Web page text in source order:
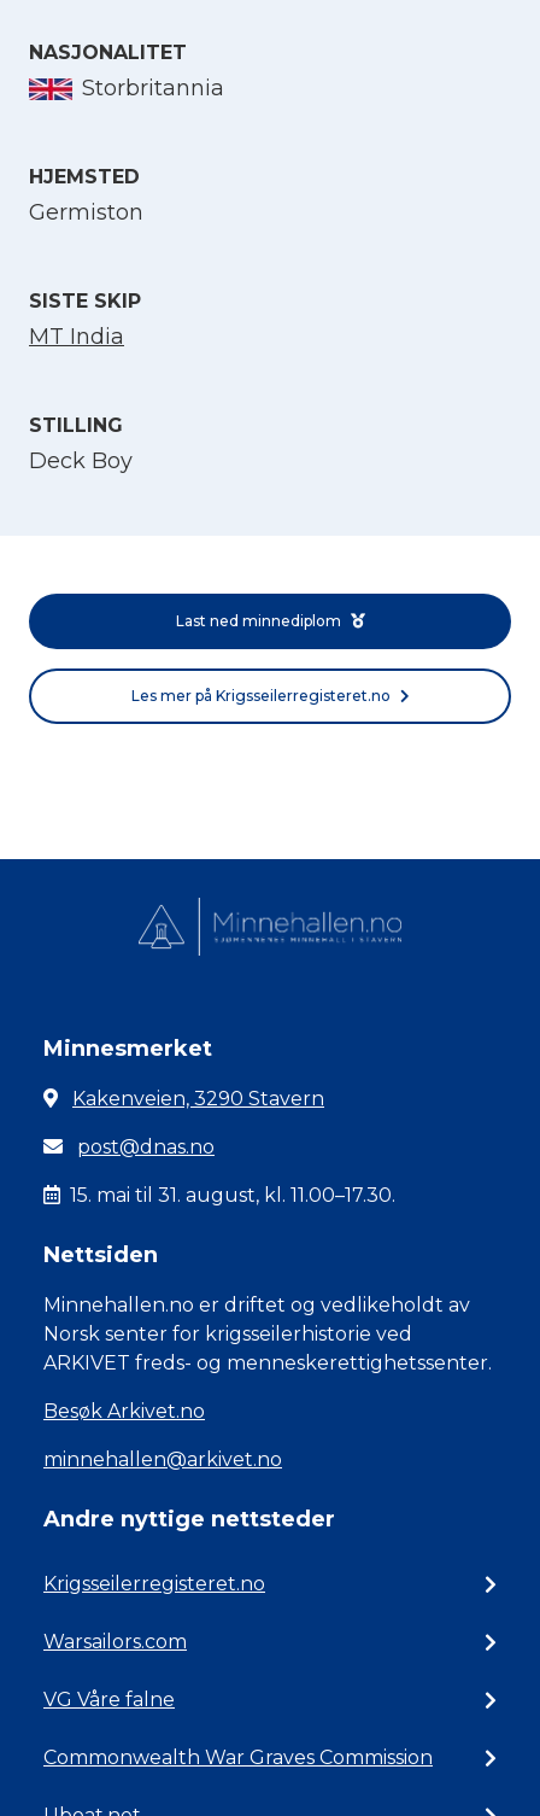
NASJONALITET
Storbritannia
HJEMSTED
Germiston
SISTE SKIP
MT India
STILLING
Deck Boy
Last ned minnediplom
Les mer på Krigsseilerregisteret.no
Minnesmerket
Kakenveien, 3290 Stavern
post@dnas.no
15. mai til 31. august, kl. 11.00–17.30.
Nettsiden
Minnehallen.no er driftet og vedlikeholdt av
Norsk senter for krigsseilerhistorie ved
ARKIVET freds- og menneskerettighetssenter.
Besøk Arkivet.no
minnehallen@arkivet.no
Andre nyttige nettsteder
Krigsseilerregisteret.no
Warsailors.com
VG Våre falne
Commonwealth War Graves Commission
Norsk bokmål